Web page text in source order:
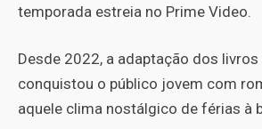
temporada estreia no Prime Video.
Desde 2022, a adaptação dos livros
conquistou o público jovem com
aquele clima nostálgico de férias à